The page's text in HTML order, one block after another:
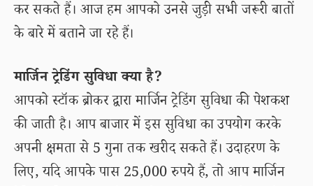
कर सकते हैं। आज हम आपको उनसे जुड़ी सभी जरूरी बातों
के बारे में बताने जा रहे हैं।
मार्जिन ट्रेडिंग सुविधा क्या है?
आपको स्टॉक ब्रोकर द्वारा मार्जिन ट्रेडिंग सुविधा की पेशकश
की जाती है। आप बाजार में इस सुविधा का उपयोग करके
अपनी क्षमता से 5 गुना तक खरीद सकते हैं। उदाहरण के
लिए, यदि आपके पास 25,000 रुपये हैं, तो आप मार्जिन